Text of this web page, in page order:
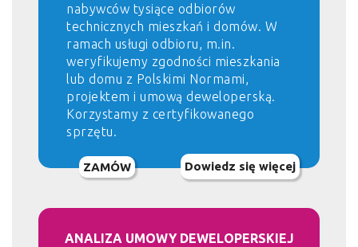
nabywców tysiące odbiorów
technicznych mieszkań i domów. W
ramach usługi odbioru, m.in.
weryfikujemy zgodności mieszkania
lub domu z Polskimi Normami,
projektem i umową deweloperską.
Korzystamy z certyfikowanego
sprzętu.
ZAMÓW Dowiedz się więcej
ANALIZA UMOWY DEWELOPERSKIEJ